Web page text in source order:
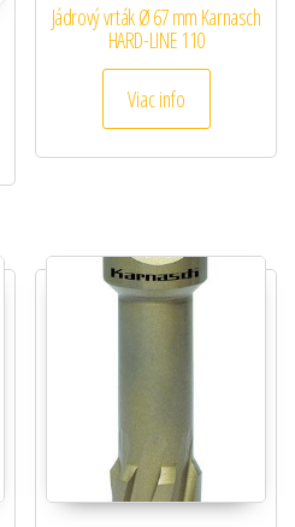
Jádrový vrták Ø 67 mm Karnasch
HARD-LINE 110
Viac info